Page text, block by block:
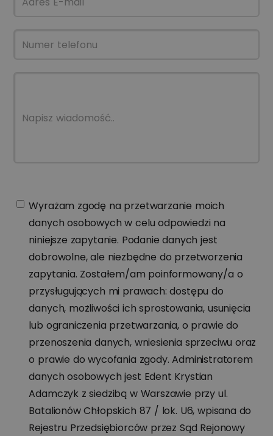
Wyrażam zgodę na przetwarzanie moich
danych osobowych w celu odpowiedzi na
niniejsze zapytanie. Podanie danych jest
dobrowolne, ale niezbędne do przetworzenia
zapytania. Zostałem/am poinformowany/a o
przysługujących mi prawach: dostępu do
danych, możliwości ich sprostowania, usunięcia
lub ograniczenia przetwarzania, o prawie do
przenoszenia danych, wniesienia sprzeciwu oraz
o prawie do wycofania zgody. Administratorem
danych osobowych jest Edent Krystian
Adamczyk z siedzibą w Warszawie przy ul.
Batalionów Chłopskich 87 / lok. U6, wpisana do
Rejestru Przedsiębiorców przez Sąd Rejonowy